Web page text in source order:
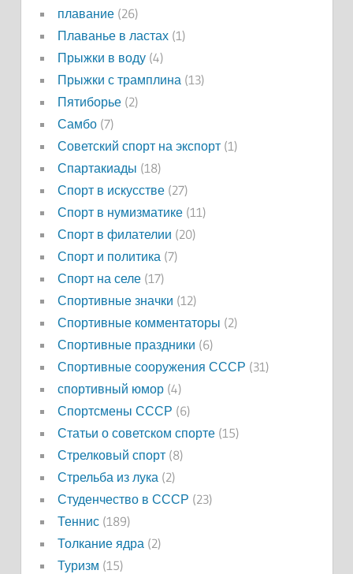
плавание(26)
Плаванье в ластах(1)
Прыжки в воду(4)
Прыжки с трамплина (13)
Пятиборье(2)
Самбо(7)
Советский спорт на экспорт(1)
Спартакиады (18)
Спорт в искусстве(27)
Спорт в нумизматике(11)
Спорт в филателии (20)
Спорт и политика (7)
Спорт на селе(17)
Спортивные значки (12)
Спортивные комментаторы (2)
Спортивные праздники (6)
Спортивные сооружения СССР (31)
спортивный юмор(4)
Спортсмены СССР (6)
Статьи о советском спорте(15)
Стрелковый спорт(8)
Стрельба из лука (2)
Студенчество в СССР (23)
Теннис(189)
Толкание ядра (2)
Туризм (15)